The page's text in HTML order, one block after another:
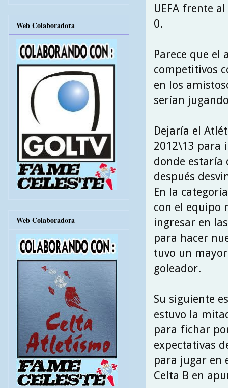
UEFA frente
0.
Parece que el
competitivos
en los
serían
Dejaría el
2012\13 para
donde estaría
después
En la
con el equipo
ingresar en
para hacer
tuvo un
goleador.
Su siguiente
estuvo la
para fichar
expectativas
para jugar en
Celta B en
Web Colaboradora
Web Colaboradora